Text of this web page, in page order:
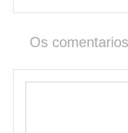
Os